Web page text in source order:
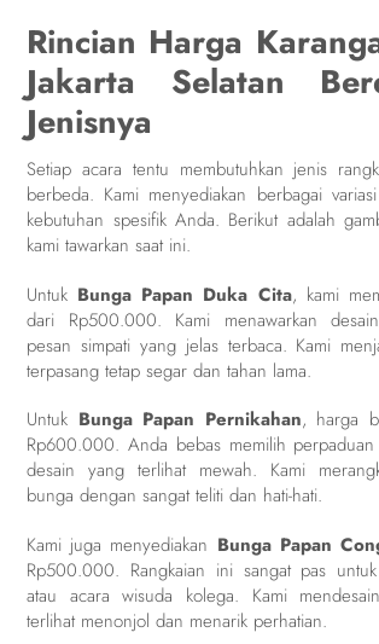
Rincian Harga
Jakarta Selatan
Jenisnya
Setiap acara tentu membutuhkan jenis
berbeda. Kami menyediakan berbagai
kebutuhan spesifik Anda. Berikut adalah
kami tawarkan saat ini.
Untuk Bunga Papan Duka Cita, kami
dari Rp500.000. Kami menawarkan
pesan simpati yang jelas terbaca. Kami
terpasang tetap segar dan tahan lama.
Untuk Bunga Papan Pernikahan, harga
Rp600.000. Anda bebas memilih
desain yang terlihat mewah. Kami
bunga dengan sangat teliti dan hati-hati.
Kami juga menyediakan Bunga Papan
Rp500.000. Rangkaian ini sangat pas
atau acara wisuda kolega. Kami
terlihat menonjol dan menarik perhatian.